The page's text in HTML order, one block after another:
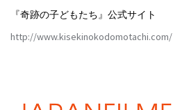
『奇跡の子どもたち』公式サイト
http://www.kisekinokodomotachi.com/